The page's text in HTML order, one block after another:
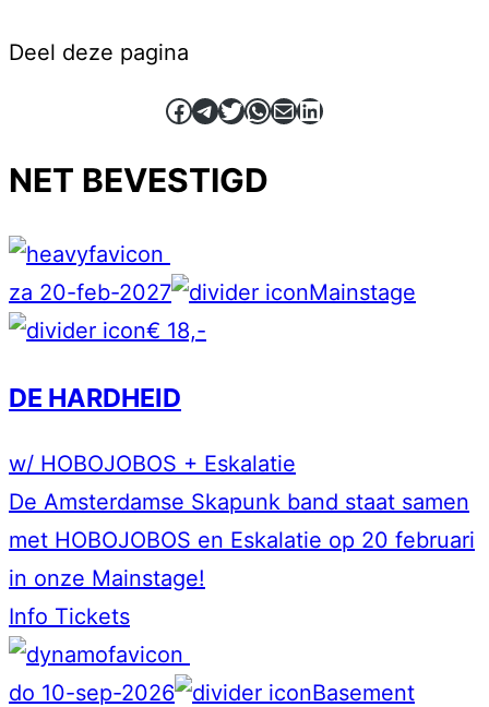
Deel deze pagina
Facebook
Telegram
Twitter
WhatsApp
E-mailLinkedIn
NET BEVESTIGD
za 20-feb-2027
Mainstage
€ 18,-
DE HARDHEID
w/ HOBOJOBOS + Eskalatie
De Amsterdamse Skapunk band staat samen
met HOBOJOBOS en Eskalatie op 20 februari
in onze Mainstage!
Info Tickets
do 10-sep-2026
Basement